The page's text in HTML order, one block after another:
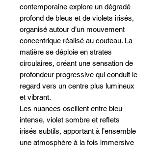
contemporaine explore un dégradé
profond de bleus et de violets irisés,
organisé autour d’un mouvement
concentrique réalisé au couteau. La
matière se déploie en strates
circulaires, créant une sensation de
profondeur progressive qui conduit le
regard vers un centre plus lumineux
et vibrant.
Les nuances oscillent entre bleu
intense, violet sombre et reflets
irisés subtils, apportant à l’ensemble
une atmosphère à la fois immersive